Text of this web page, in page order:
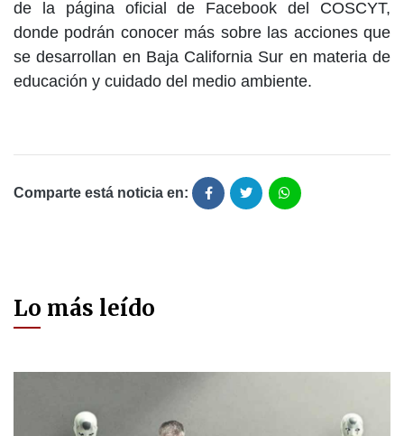
de la página oficial de Facebook del COSCYT,
donde podrán conocer más sobre las acciones que
se desarrollan en Baja California Sur en materia de
educación y cuidado del medio ambiente.
Comparte está noticia en:
Lo más leído